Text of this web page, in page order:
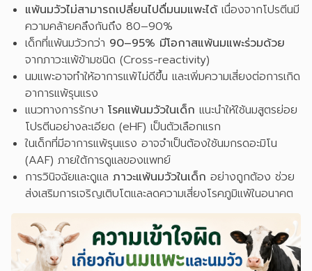
แพ้นมวัวไม่สามารถเปลี่ยนไปดื่มนมแพะได้เนื่องจากโปรตีนมี
ความคล้ายคลึงกันถึง 80–90%
เด็กที่แพ้นมวัวกว่า 90–95% มีโอกาสแพ้นมแพะร่วมด้วย
จากภาวะแพ้ข้ามชนิด (Cross-reactivity)
นมแพะอาจทำให้อาการแพ้ไม่ดีขึ้น และเพิ่มความเสี่ยงต่อการเกิด
อาการแพ้รุนแรง
แนวทางการรักษา โรคแพ้นมวัวในเด็ก แนะนำให้ใช้นมสูตรย่อย
โปรตีนอย่างละเอียด (eHF) เป็นตัวเลือกแรก
ในเด็กที่มีอาการแพ้รุนแรง อาจจำเป็นต้องใช้นมกรดอะมิโน
(AAF) ภายใต้การดูแลของแพทย์
การวินิจฉัยและดูแล ภาวะแพ้นมวัวในเด็ก อย่างถูกต้อง ช่วย
ส่งเสริมการเจริญเติบโตและลดความเสี่ยงโรคภูมิแพ้ในอนาคต